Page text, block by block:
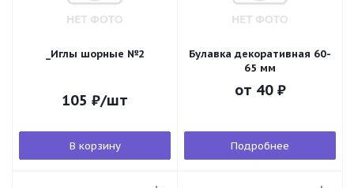
_Иглы шорные №2
105 ₽/шт
В корзину
Булавка декоративная 60-
65 мм
от 40 ₽
Подробнее